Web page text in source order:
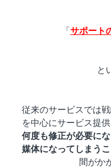
「サポート
と
従来のサービスでは
を中心にサービス提
何度も修正が必要に
媒体になってしまう
間がか